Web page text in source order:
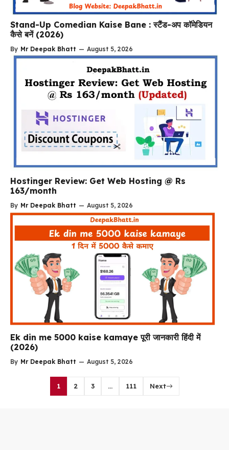
Stand-Up Comedian Kaise Bane : स्टैंड-अप कॉमेडियन
कैसे बनें (2026)
By Mr Deepak Bhatt — August 5, 2026
Hostinger Review: Get Web Hosting @ Rs
163/month
By Mr Deepak Bhatt — August 5, 2026
Ek din me 5000 kaise kamaye पूरी जानकारी हिंदी में
(2026)
By Mr Deepak Bhatt — August 5, 2026
1 2 3 … 111 Next